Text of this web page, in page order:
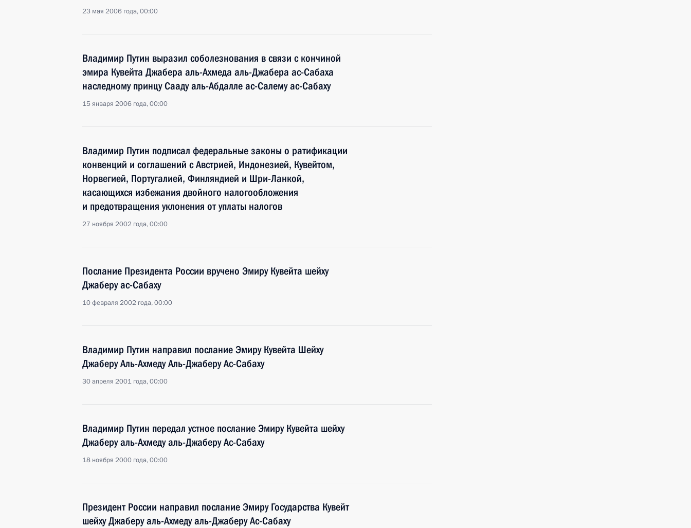
23 мая 2006 года, 00:00
Владимир Путин выразил соболезнования в связи с кончиной
эмира Кувейта Джабера аль-Ахмеда аль-Джабера ас-Сабаха
наследному принцу Сааду аль-Абдалле ас-Салему ас-Сабаху
15 января 2006 года, 00:00
Владимир Путин подписал федеральные законы о ратификации
конвенций и соглашений с Австрией, Индонезией, Кувейтом,
Норвегией, Португалией, Финляндией и Шри-Ланкой,
касающихся избежания двойного налогообложения
и предотвращения уклонения от уплаты налогов
27 ноября 2002 года, 00:00
Послание Президента России вручено Эмиру Кувейта шейху
Джаберу ас-Сабаху
10 февраля 2002 года, 00:00
Владимир Путин направил послание Эмиру Кувейта Шейху
Джаберу Аль-Ахмеду Аль-Джаберу Ас-Сабаху
30 апреля 2001 года, 00:00
Владимир Путин передал устное послание Эмиру Кувейта шейху
Джаберу аль-Ахмеду аль-Джаберу Ас-Сабаху
18 ноября 2000 года, 00:00
Президент России направил послание Эмиру Государства Кувейт
шейху Джаберу аль-Ахмеду аль-Джаберу Ас-Сабаху